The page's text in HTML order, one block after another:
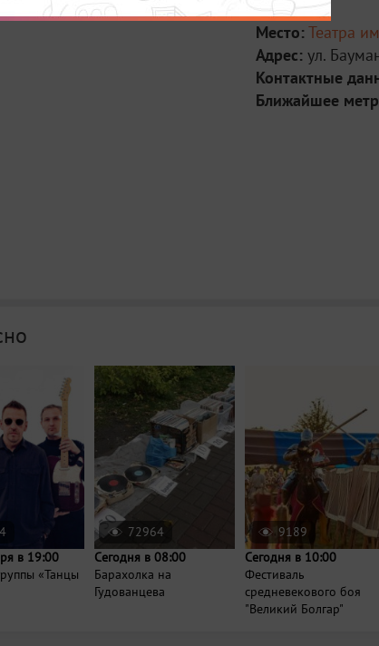
Место: Театра
Адрес: ул.
Контактные
Ближайшее
в 19:00
«Танцы
72964
Сегодня в 08:00
Барахолка на
Гудованцева
9189
Сегодня в 10:00
Фестиваль
средневекового боя
"Великий Болгар"